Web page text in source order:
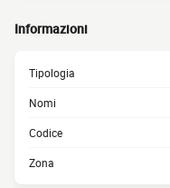
Informazioni
Tipologia
Nomi
Codice
Zona